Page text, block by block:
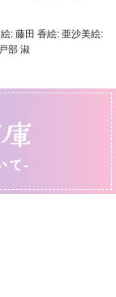
: 藤田 香絵: 亜沙美絵:
部 淑
て-